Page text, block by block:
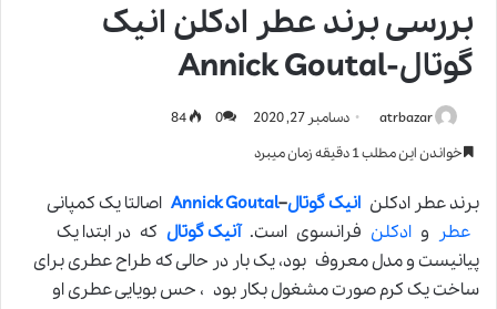
بررسی برند عطر ادکلن انیک
گوتال-Annick Goutal
atrbazar دسامبر 27, 2020 0
خواندن این مطلب 1 دقیقه زمان میبرد
برند عطر ادکلن انیک گوتال–
Annick Goutal اصالتا یک کمپانی
عطر و ادکلن فرانسوی است.آنیک گوتال که در ابتدا یک
پیانیست و مدل معروف بود، یک بار در حالی که طراح عطری برای
ساخت یک کرم صورت مشغول بکار بود ، حس بویایی عطری او